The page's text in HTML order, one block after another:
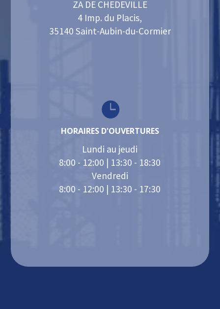
ZA DE CHEDEVILLE
4 Imp. du Placis,
35140 Saint-Aubin-du-Cormier

HORAIRES D'OUVERTURES
Lundi au jeudi
8:00 - 12:00 | 13:30 - 18:30
Vendredi
8:00 - 12:00 | 13:30 - 17:30